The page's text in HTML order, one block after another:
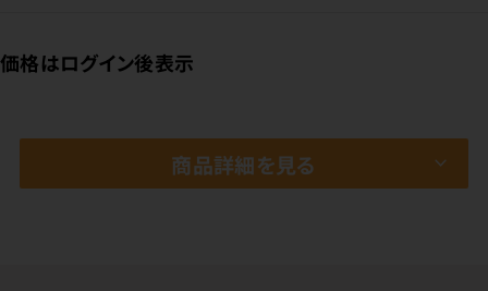
価格はログイン後表示
商品詳細を見る